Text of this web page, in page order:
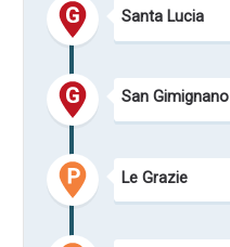
Santa Lucia
San Gimignano
Le Grazie